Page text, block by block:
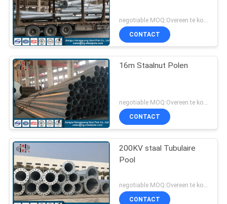
CONTACT
16m Staalnut Polen
negotiable MOQ:Overeen te komen
CONTACT
200KV staal Tubulaire
Pool
negotiable MOQ:Overeen te komen
CONTACT